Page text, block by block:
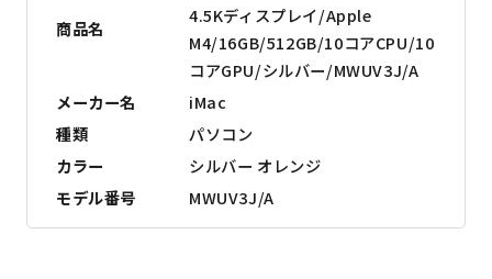
商品名
4.5Kディスプレイ/Apple
M4/16GB/512GB/10コアCPU/10
コアGPU/シルバー/MWUV3J/A
メーカー名
iMac
種類
パソコン
カラー
シルバー オレンジ
モデル番号
MWUV3J/A